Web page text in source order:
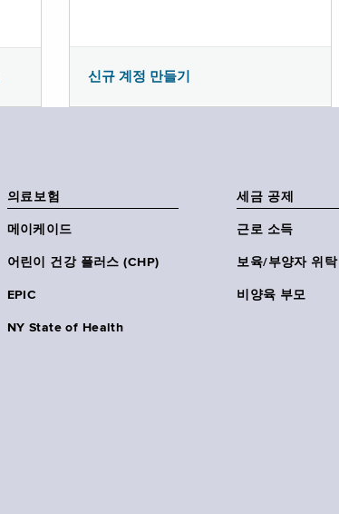
신규 계정 만들기
의료보험
메이케이드
어린이 건강 플러스 (CHP)
EPIC
NY State of Health
세금 공제
근로 소득
보육/부양자 위탁
비양육 부모